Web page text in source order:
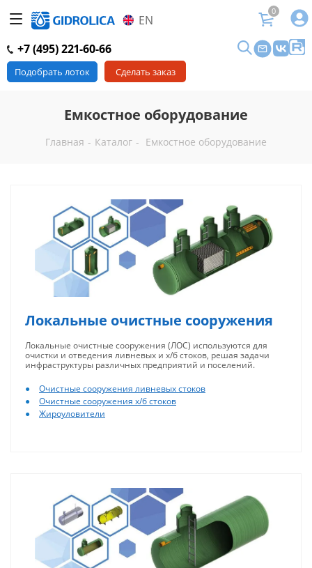
EN
0
+7 (495) 221-60-66
Подобрать лоток Сделать заказ
Емкостное оборудование
Главная - Каталог - Емкостное оборудование
Локальные очистные сооружения
Локальные очистные сооружения (ЛОС) используются для
очистки и отведения ливневых и х/б стоков, решая задачи
инфраструктуры различных предприятий и поселений.
Очистные сооружения ливневых стоков
Очистные сооружения х/б стоков
Жироуловители